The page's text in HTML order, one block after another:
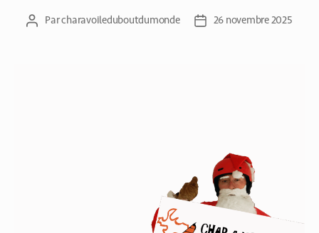
Parcharavoileduboutdumonde 26 novembre 2025